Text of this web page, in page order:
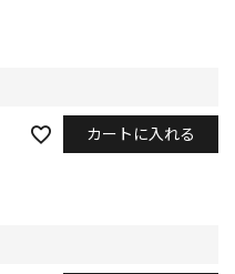
カートに入れる